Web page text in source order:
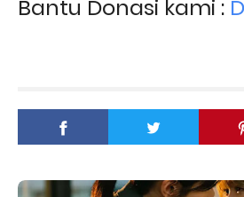
Bantu Donasi kami :